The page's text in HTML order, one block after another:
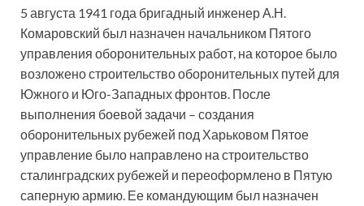
5 августа 1941 года бригадный инженер А.Н.
Комаровский был назначен начальником Пятого
управления оборонительных работ, на которое было
возложено строительство оборонительных путей для
Южного и Юго-Западных фронтов. После
выполнения боевой задачи – создания
оборонительных рубежей под Харьковом Пятое
управление было направлено на строительство
сталинградских рубежей и переоформлено в Пятую
саперную армию. Ее командующим был назначен